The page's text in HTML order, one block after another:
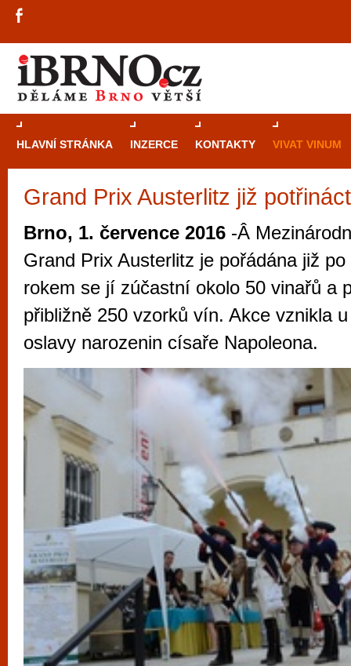
HLAVNÍ STRÁNKA INZERCE KONTAKTY VIVAT VINUM
Grand Prix Austerlitz již
Brno, 1. července 2016 -Â
Grand Prix Austerlitz je pořádána již
rokem se jí zúčastní okolo 50 vinařů a
přibližně 250 vzorků vín. Akce vznikla
oslavy narozenin císaře Napoleona.
Průvodce
Brně: Od
automaty
Brno je
zajímavé
restaurace,
Mimo jiné je ale také místem, kde si
vyzkoušet různé kasinové hry. V
metropoli naleznete širokou nabídku her
po moderní automaty jak pro pravidelné
příležitostné hráče. V...